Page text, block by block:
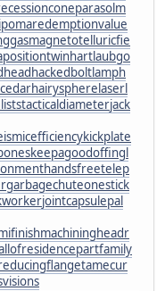
parasolm
redemptionvalue
magnetotelluricfie
hartlaubgo
hackedboltlamph
hairyspherelaserl
tacticaldiameterjack
kickplate
keepagoodoffingl
handsfreetelep
garbagechuteonestick
jointcapsulepal
headr
partfamily
tamecur